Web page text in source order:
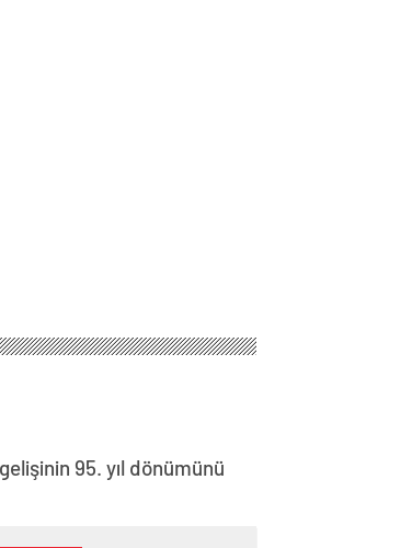
95. yıl dönümünü